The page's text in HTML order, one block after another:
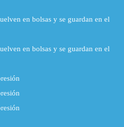
en bolsas y se guardan en el
en bolsas y se guardan en el